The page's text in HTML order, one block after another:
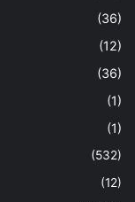
(36)
(12)
(36)
(1)
(1)
(532)
(12)